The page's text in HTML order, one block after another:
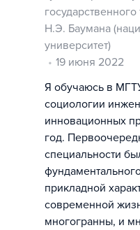
Н.Э. Баумана
университет)
19 июня 2022
Я обучаюсь в
социологии
инновационных
год.
специальности
прикладной
современной
многогранны, и